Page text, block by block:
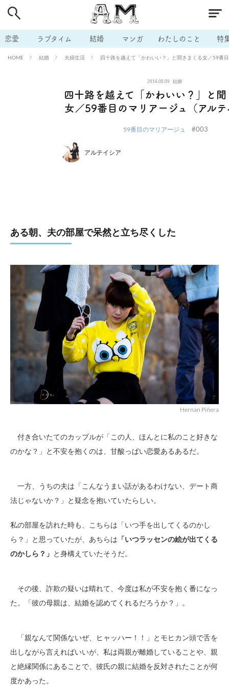
恋愛 ラブタイム 結婚 マンガ わたしのこと 特
HOME 結婚 夫婦生活 四十路を越えて「かわいい？」と聞きまくる女／59番
2016.08.09 結婚
四十路を越えて「かわいい？」と
女／59番目のマリアージュ（アル
59番目のマリアージュ #003
アルテイシア
ある朝、夫の部屋で呆然と立ち尽くした
Hernan Piñera
付き合いたてのカップルが「この人、ほんとに私のこと好きな
のかな？」と不安を抱くのは、甘酸っぱい恋愛あるあるだ。
一方、うちの夫は「こんなうまい話があるわけない、デート商
法じゃないか？」と疑念を抱いていたらしい。
私の部屋を訪れた時も、こちらは「いつ手を出してくるのかし
ら？」と思っていたが、あちらは 「いつラッセンの絵が出てくる
のかしら？」 と身構えていたそうだ。
その後、詐欺の疑いは晴れて、今度は私が不安を抱く番になっ
た。「彼の母親は、結婚を認めてくれるだろうか？」。
「親なんて関係ないぜ、ヒャッハー！！」とモヒカン頭で舌を
出しながら言えればいいが、私は両親が離婚していることや、親
と絶縁関係にあることで、彼氏の親に結婚を反対されたことが何
度かあった。
# 男の本音 # セフレ # 不倫
# 出会う方法 # マッチングアプリ # ラブグッズ # 体の相